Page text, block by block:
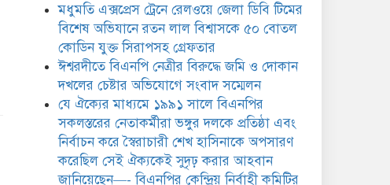
টাকার লিচু ও আম লুট
,জীবননাশের হুমকি ,পুলিশের
নীরব ভ’মিকায় প্রধানমন্ত্রীর জরুরি হস্তক্ষেপ কামনা
মধুমতি এক্সপ্রেস ট্রেনে রেলওয়ে জেলা ডিবি টিমের
বিশেষ অভিযানে রতন লাল বিশ্বাসকে ৫০ বোতল
কোডিন যুক্ত সিরাপসহ গ্রেফতার
ঈশ্বরদীতে বিএনপি নেত্রীর বিরুদ্ধে জমি ও দোকান
দখলের চেষ্টার অভিযোগে সংবাদ সম্মেলন
যে ঐক্যের মাধ্যমে ১৯৯১ সালে বিএনপির
সকলস্তরের নেতাকর্মীরা ভঙ্গুর দলকে প্রতিষ্ঠা এবং
নির্বাচন করে স্বৈরাচারী শেখ হাসিনাকে অপসারণ
করেছিল সেই ঐক্যকেই সুদৃঢ় করার আহবান
জানিয়েছেন—- বিএনপির কেন্দ্রিয় নির্বাহী কমিটির